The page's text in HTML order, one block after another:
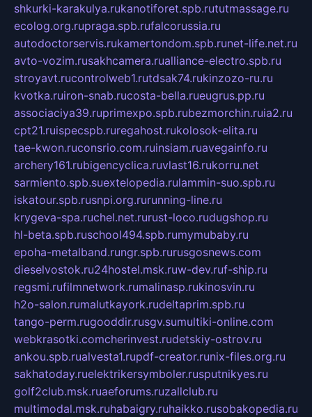
shkurki-karakulya.rukanotiforet.spb.rututmassage.ru
ecolog.org.rupraga.spb.rufalcorussia.ru
autodoctorservis.rukamertondom.spb.runet-life.net.ru
avto-vozim.rusakhcamera.rualliance-electro.spb.ru
stroyavt.rucontrolweb1.rutdsak74.rukinzozo-ru.ru
kvotka.ruiron-snab.rucosta-bella.rueugrus.pp.ru
associaciya39.ruprimexpo.spb.rubezmorchin.ruia2.ru
cpt21.ruispecspb.ruregahost.rukolosok-elita.ru
tae-kwon.ruconsrio.com.ruinsiam.ruavegainfo.ru
archery161.rubigencyclica.ruvlast16.rukorru.net
sarmiento.spb.suextelopedia.rulammin-suo.spb.ru
iskatour.spb.rusnpi.org.rurunning-line.ru
krygeva-spa.ruchel.net.rurust-loco.rudugshop.ru
hl-beta.spb.ruschool494.spb.rumymubaby.ru
epoha-metalband.rungr.spb.rurusgosnews.com
dieselvostok.ru24hostel.msk.ruw-dev.ruf-ship.ru
regsmi.rufilmnetwork.rumalinasp.rukinosvin.ru
h2o-salon.rumalutkayork.rudeltaprim.spb.ru
tango-perm.rugooddir.rusgv.sumultiki-online.com
webkrasotki.comcherinvest.rudetskiy-ostrov.ru
ankou.spb.rualvesta1.rupdf-creator.runix-files.org.ru
sakhatoday.ruelektrikersymboler.rusputnikyes.ru
golf2club.msk.ruaeforums.ruzallclub.ru
multimodal.msk.ruhabaigry.ruhaikko.rusobakopedia.ru